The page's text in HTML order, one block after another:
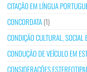
CITAÇÃO EM LÍNGUA
CONCORDATA(1)
CONDIÇÃO CULTURAL, SOCIAL
CONDUÇÃO DE VEÍCULO EM
CONSIDERAÇÕES